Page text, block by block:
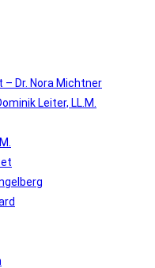
Dr. Nora Michtner
Leiter, LL.M.